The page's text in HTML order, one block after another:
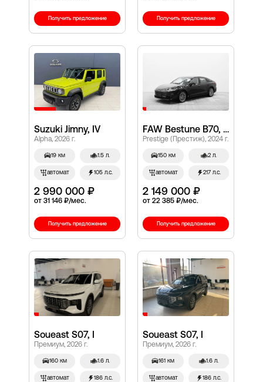
Получить предложение Получить предложение
Suzuki Jimny, IV
Alpha, 2026 г.
19 км 1.5 л.
автомат 105 л.с.
2 990 000 ₽
от 31 146 ₽/мес.
Получить предложение
FAW Bestune B70, I Рестайлинг
Prestige (Престиж), 2024 г.
150 км 2 л.
автомат 217 л.с.
2 149 000 ₽
от 22 385 ₽/мес.
Получить предложение
Soueast S07, I
Премиум, 2026 г.
160 км 1.6 л.
автомат 186 л.с.
Soueast S07, I
Премиум, 2026 г.
161 км 1.6 л.
автомат 186 л.с.